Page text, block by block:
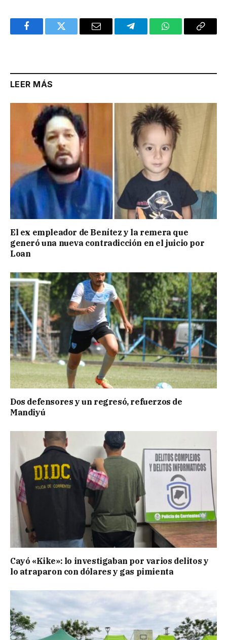
FacebookTwitter Email TelegramWhatsAppCopy
LEER MÁS
El ex empleador de Benítez y la remera que
generó una nueva contradicción en el juicio por
Loan
Dos defensores y un regresó, refuerzos de
Mandiyú
Cayó «Kike»: lo investigaban por varios delitos y
lo atraparon con dólares y gas pimienta